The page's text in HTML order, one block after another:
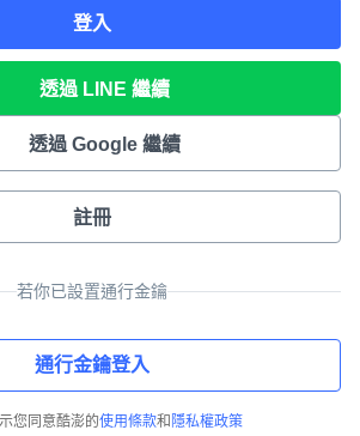
登入
透過 LINE 繼續
透過 Google 繼續
註冊
若你已設置通行金鑰
通行金鑰登入
您同意酷澎的使用條款和 隱私權政策